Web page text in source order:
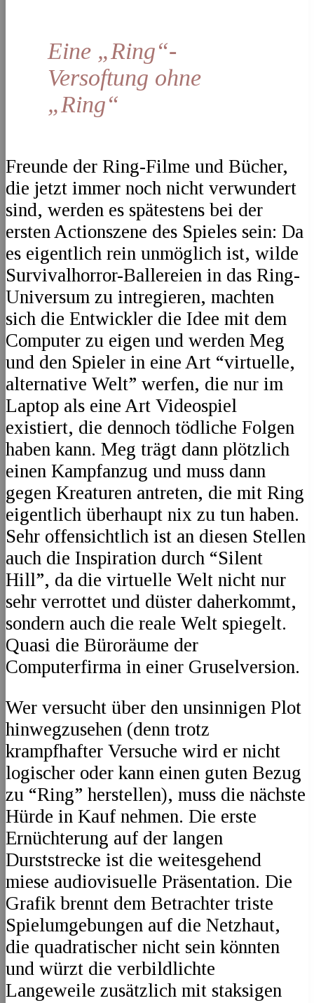
Eine „Ring“-
Versoftung ohne
„Ring“
Freunde der Ring-Filme und Bücher,
die jetzt immer noch nicht verwundert
sind, werden es spätestens bei der
ersten Actionszene des Spieles sein: Da
es eigentlich rein unmöglich ist, wilde
Survivalhorror-Ballereien in das Ring-
Universum zu intregieren, machten
sich die Entwickler die Idee mit dem
Computer zu eigen und werden Meg
und den Spieler in eine Art “virtuelle,
alternative Welt” werfen, die nur im
Laptop als eine Art Videospiel
existiert, die dennoch tödliche Folgen
haben kann. Meg trägt dann plötzlich
einen Kampfanzug und muss dann
gegen Kreaturen antreten, die mit Ring
eigentlich überhaupt nix zu tun haben.
Sehr offensichtlich ist an diesen Stellen
auch die Inspiration durch “Silent
Hill”, da die virtuelle Welt nicht nur
sehr verrottet und düster daherkommt,
sondern auch die reale Welt spiegelt.
Quasi die Büroräume der
Computerfirma in einer Gruselversion.
Wer versucht über den unsinnigen Plot
hinwegzusehen (denn trotz
krampfhafter Versuche wird er nicht
logischer oder kann einen guten Bezug
zu “Ring” herstellen), muss die nächste
Hürde in Kauf nehmen. Die erste
Ernüchterung auf der langen
Durststrecke ist die weitesgehend
miese audiovisuelle Präsentation. Die
Grafik brennt dem Betrachter triste
Spielumgebungen auf die Netzhaut,
die quadratischer nicht sein könnten
und würzt die verbildlichte
Langeweile zusätzlich mit staksigen